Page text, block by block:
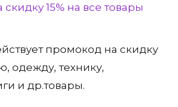
промокод на скидку
одежду, технику,
и др.товары.